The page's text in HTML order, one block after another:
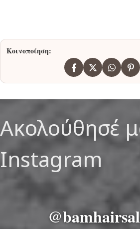
Κοινοποίηση:
Ακολούθησέ
Instagram